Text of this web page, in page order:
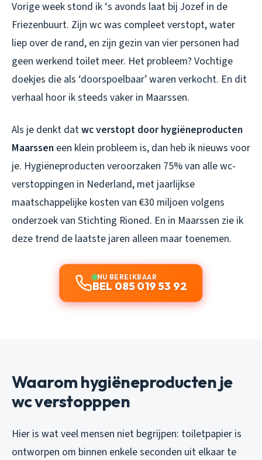
Vorige week stond ik ‘s avonds laat bij Jozef in de
Friezenbuurt. Zijn wc was compleet verstopt, water
liep over de rand, en zijn gezin van vier personen had
geen werkend toilet meer. Het probleem? Vochtige
doekjes die als ‘doorspoelbaar’ waren verkocht. En dit
verhaal hoor ik steeds vaker in Maarssen.
Als je denkt datwc verstopt door hygiëneproducten
Maarssen een klein probleem is, dan heb ik nieuws voor
je. Hygiëneproducten veroorzaken 75% van alle wc-
verstoppingen in Nederland, met jaarlijkse
maatschappelijke kosten van €30 miljoen volgens
onderzoek van Stichting Rioned. En in Maarssen zie ik
deze trend de laatste jaren alleen maar toenemen.
NU BEREIKBAAR
BEL 085 019 53 92
Waarom hygiëneproducten je
wc verstopppen
Hier is wat veel mensen niet begrijpen: toiletpapier is
ontworpen om binnen enkele seconden uit elkaar te